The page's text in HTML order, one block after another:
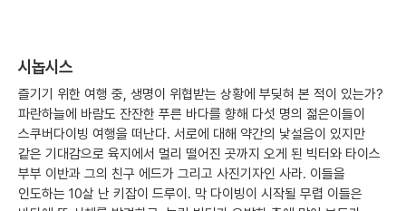
시놉시스
즐기기 위한 여행 중, 생명이 위협받는 상황에 부딪혀 본 적이 있는가?
파란하늘에 바람도 잔잔한 푸른 바다를 향해 다섯 명의 젊은이들이
스쿠버다이빙 여행을 떠난다. 서로에 대해 약간의 낯설음이 있지만
같은 기대감으로 육지에서 멀리 떨어진 곳까지 오게 된 빅터와 타이스
부부 이반과 그의 친구 에드가 그리고 사진기자인 사라. 이들을
인도하는 10살 난 키잡이 드루이. 막 다이빙이 시작될 무렵 이들은